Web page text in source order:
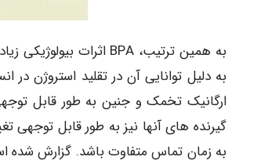
به دلیل توانایی آن در تقلید استروژن
ارگانیک تخمک و جنین به طور قابل